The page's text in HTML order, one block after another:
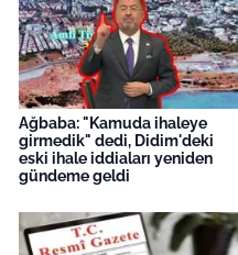
Ağbaba: "Kamuda ihaleye
girmedik" dedi, Didim'deki
eski ihale iddiaları yeniden
gündeme geldi